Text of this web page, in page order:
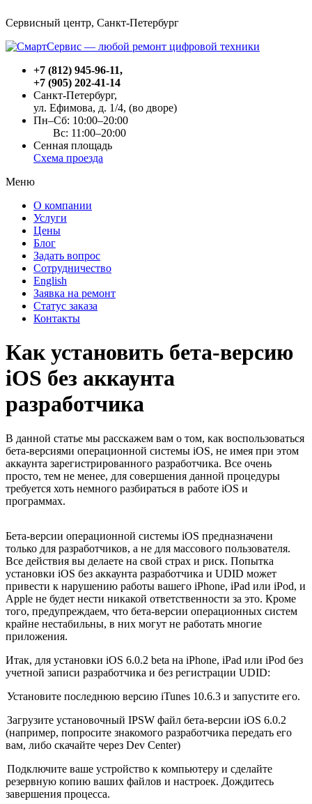
Сервисный центр, Cанкт-Петербург
+7 (812) 945-96-11,
+7 (905) 202-41-14
Санкт-Петербург,
ул. Ефимова, д. 1/4, (во дворе)
Пн–Сб: 10:00–20:00
Вс: 11:00–20:00
Сенная площадь
Схема проезда
Меню
О компании
Услуги
Цены
Блог
Задать вопрос
Сотрудничество
English
Заявка на ремонт
Статус заказа
Контакты
Как установить бета-версию
iOS без аккаунта
разработчика
В данной статье мы расскажем вам о том, как воспользоваться
бета-версиями операционной системы iOS, не имея при этом
аккаунта зарегистрированного разработчика. Все очень
просто, тем не менее, для совершения данной процедуры
требуется хоть немного разбираться в работе iOS и
программах.
Бета-версии операционной системы iOS предназначени
только для разработчиков, а не для массового пользователя.
Все действия вы делаете на свой страх и риск. Попытка
установки iOS без аккаунта разработчика и UDID может
привести к нарушению работы вашего iPhone, iPad или iPod, и
Apple не будет нести никакой ответственности за это. Кроме
того, предупреждаем, что бета-версии операционных систем
крайне нестабильны, в них могут не работать многие
приложения.
Итак, для установки iOS 6.0.2 beta на iPhone, iPad или iPod без
учетной записи разработчика и без регистрации UDID:
Установите последнюю версию iTunes 10.6.3 и запустите его.
Загрузите установочный IPSW файл бета-версии iOS 6.0.2
(например, попросите знакомого разработчика передать его
вам, либо скачайте через Dev Center)
Подключите ваше устройство к компьютеру и сделайте
резервную копию ваших файлов и настроек. Дождитесь
завершения процесса.